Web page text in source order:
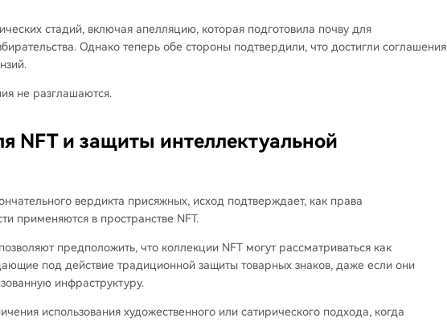
стадий, включая апелляцию, которая подготовила почву для
Однако теперь обе стороны подтвердили, что достигли соглашения
не разглашаются.
NFT и защиты интеллектуальной
вердикта присяжных, исход подтверждает, как права
применяются в пространстве NFT.
предположить, что коллекции NFT могут рассматриваться как
под действие традиционной защиты товарных знаков, даже если они
инфраструктуру.
использования художественного или сатирического подхода, когда